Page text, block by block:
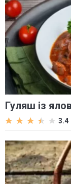
Гуляш із
3.4